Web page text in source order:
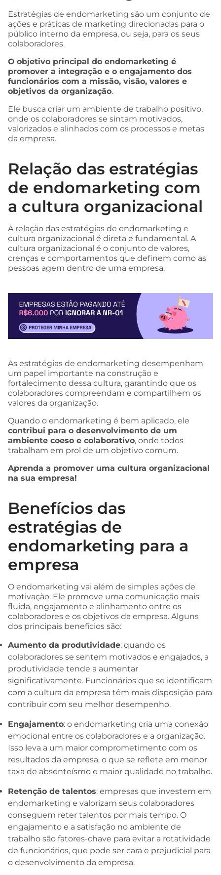
Estratégias de endomarketing são um conjunto de
ações e práticas de marketing direcionadas para o
público interno da empresa, ou seja, para os seus
colaboradores.
O objetivo principal do endomarketing é
promover a integração e o engajamento dos
funcionários com a missão, visão, valores e
objetivos da organização.
Ele busca criar um ambiente de trabalho positivo,
onde os colaboradores se sintam motivados,
valorizados e alinhados com os processos e metas
da empresa.
Relação das estratégias
de endomarketing com
a cultura organizacional
A relação das estratégias de endomarketing e
cultura organizacional é direta e fundamental. A
cultura organizacional é o conjunto de valores,
crenças e comportamentos que definem como as
pessoas agem dentro de uma empresa.
As estratégias de endomarketing desempenham
um papel importante na construção e
fortalecimento dessa cultura, garantindo que os
colaboradores compreendam e compartilhem os
valores da organização.
Quando o endomarketing é bem aplicado, ele
contribui para o desenvolvimento de um
ambiente coeso e colaborativo, onde todos
trabalham em prol de um objetivo comum.
Aprenda a promover uma cultura organizacional
na sua empresa!
Benefícios das
estratégias de
endomarketing para a
empresa
O endomarketing vai além de simples ações de
motivação. Ele promove uma comunicação mais
fluida, engajamento e alinhamento entre os
colaboradores e os objetivos da empresa. Alguns
dos principais benefícios são:
Aumento da produtividade: quando os
colaboradores se sentem motivados e engajados, a
produtividade tende a aumentar
significativamente. Funcionários que se identificam
com a cultura da empresa têm mais disposição para
contribuir com seu melhor desempenho.
Engajamento: o endomarketing cria uma conexão
emocional entre os colaboradores e a organização.
Isso leva a um maior comprometimento com os
resultados da empresa, o que se reflete em menor
taxa de absenteísmo e maior qualidade no trabalho.
Retenção de talentos: empresas que investem em
endomarketing e valorizam seus colaboradores
conseguem reter talentos por mais tempo. O
engajamento e a satisfação no ambiente de
trabalho são fatores-chave para evitar a rotatividade
de funcionários, que pode ser cara e prejudicial para
o desenvolvimento da empresa.